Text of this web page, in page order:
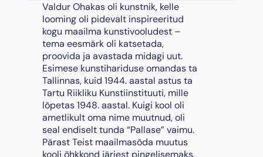
Valdur Ohakas oli kunstnik, kelle
looming oli pidevalt inspireeritud
kogu maailma kunstivooludest –
tema eesmärk oli katsetada,
proovida ja avastada midagi uut.
Esimese kunstihariduse omandas ta
Tallinnas, kuid 1944. aastal astus ta
Tartu Riikliku Kunstiinstituuti, mille
lõpetas 1948. aastal. Kuigi kool oli
ametlikult oma nime muutnud, oli
seal endiselt tunda “Pallase” vaimu.
Pärast Teist maailmasõda muutus
kooli õhkkond järjest pingelisemaks.